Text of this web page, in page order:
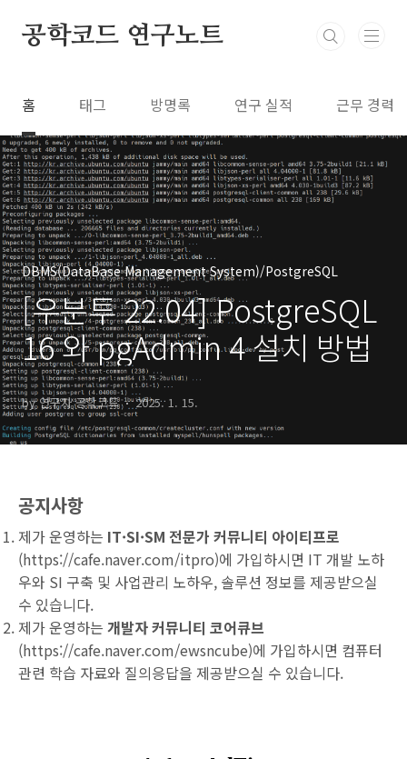
공학코드 연구노트
홈 태그 방명록 연구 실적 근무 경력
DBMS(DataBase Management System)/PostgreSQL
[우분투 22.04] PostgreSQL
16 와 pgAdmin 4 설치 방법
by 연구자 공학코드 2025. 1. 15.
공지사항
제가 운영하는 IT·SI·SM 전문가 커뮤니티 아이티프로
(https://cafe.naver.com/itpro)에 가입하시면 IT 개발 노하
우와 SI 구축 및 사업관리 노하우, 솔루션 정보를 제공받으실
수 있습니다.
제가 운영하는 개발자 커뮤니티 코어큐브
(https://cafe.naver.com/ewsncube)에 가입하시면 컴퓨터
관련 학습 자료와 질의응답을 제공받으실 수 있습니다.